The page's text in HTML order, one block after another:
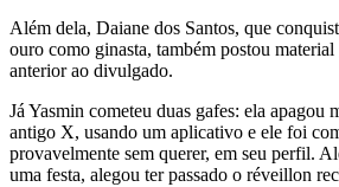
Além dela, Daiane dos Santos, que
ouro como ginasta, também postou material
anterior ao divulgado.
Já Yasmin cometeu duas gafes: ela apagou
antigo X, usando um aplicativo e ele foi
provavelmente sem querer, em seu perfil.
uma festa, alegou ter passado o réveillon